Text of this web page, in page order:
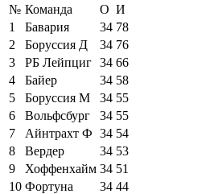
№ Команда О И
1
Бавария 34 78
2
Боруссия Д 34 76
3
РБ Лейпциг 34 66
4
Байер 34 58
5
Боруссия М 34 55
6
Вольфсбург 34 55
7
Айнтрахт Ф 34 54
8
Вердер 34 53
9
Хоффенхайм 34 51
10 Фортуна 34 44